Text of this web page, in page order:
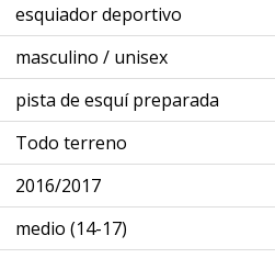
esquiador deportivo
masculino / unisex
pista de esquí preparada
Todo terreno
2016/2017
medio (14-17)